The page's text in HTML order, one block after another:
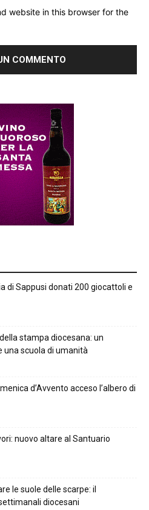
website in this browser for the
di Sappusi donati 200 giocattoli e
stampa diocesana: un
una scuola di umanità
d’Avvento acceso l’albero di
nuovo altare al Santuario
le suole delle scarpe: il
diocesani